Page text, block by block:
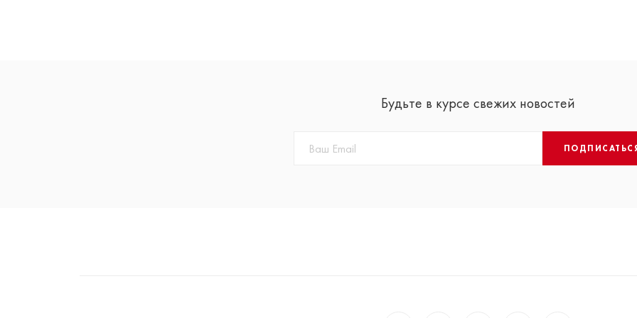
Будьте в курсе свежих новостей